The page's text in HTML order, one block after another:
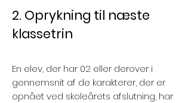
2. Oprykning til næste
klassetrin
En elev, der har 02 eller derover i
gennemsnit af de karakterer, der er
opnået ved skoleårets afslutning, har